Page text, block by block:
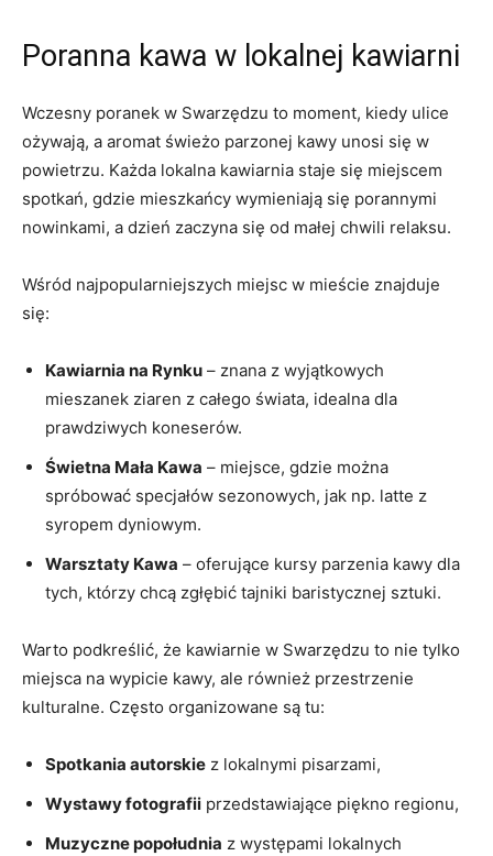
Poranna kawa w lokalnej kawiarni
Wczesny poranek w Swarzędzu to moment, kiedy ulice
ożywają, a aromat świeżo parzonej kawy unosi się w
powietrzu. Każda lokalna kawiarnia staje się miejscem
spotkań, gdzie mieszkańcy wymieniają się porannymi
nowinkami, a dzień zaczyna się od małej chwili relaksu.
Wśród najpopularniejszych miejsc w mieście znajduje
się:
Kawiarnia na Rynku – znana z wyjątkowych
mieszanek ziaren z całego świata, idealna dla
prawdziwych koneserów.
Świetna Mała Kawa – miejsce, gdzie można
spróbować specjałów sezonowych, jak np. latte z
syropem dyniowym.
Warsztaty Kawa – oferujące kursy parzenia kawy dla
tych, którzy chcą zgłębić tajniki baristycznej sztuki.
Warto podkreślić, że kawiarnie w Swarzędzu to nie tylko
miejsca na wypicie kawy, ale również przestrzenie
kulturalne. Często organizowane są tu:
Spotkania autorskie z lokalnymi pisarzami,
Wystawy fotografii przedstawiające piękno regionu,
Muzyczne popołudnia z występami lokalnych